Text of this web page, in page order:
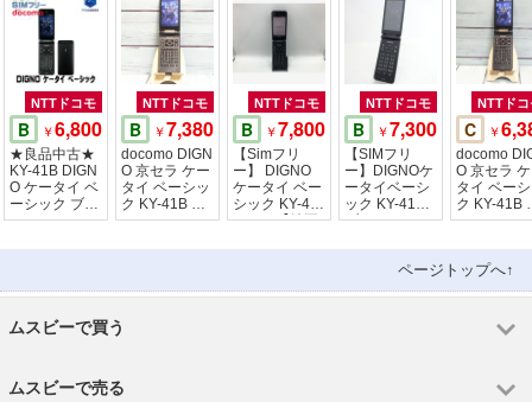
NTTドコモ
B ￥6,800
★良品中古★
KY-41B DIGN
O ケータイ ベ
ーシック ブラ
ック 274673-
NTTドコモ
B ￥7,380
docomo DIGN
O 京セラ ケー
タイ ベーシッ
ク KY-41B ブ
ラック 480
NTTドコモ
B ￥7,800
【Simフリ
ー】 DIGNO
ケータイ ベー
シック KY-41
B 4G【純正
付き】
NTTドコモ
B ￥7,300
【SIMフリ
ー】DIGNOケ
ータイベーシ
ック KY-41B
ブラック カメ
NTTドコ
C ￥
docomo
O 京セラ
タイ ベー
ク KY-41B
ラック 677
ページトップへ↑
ムスビーで買う
ムスビーで売る